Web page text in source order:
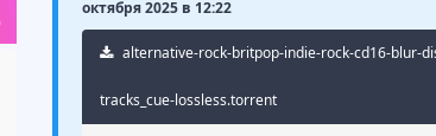
октября 2025 в 12:22
alternative-rock-britpop-indie-rock-cd16-blur-
tracks_cue-lossless.torrent